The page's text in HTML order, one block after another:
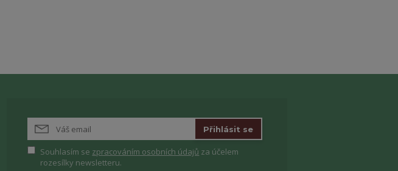
Přihlásit se
Souhlasím se zpracováním osobních údajů za účelem
rozesílky newsletteru.